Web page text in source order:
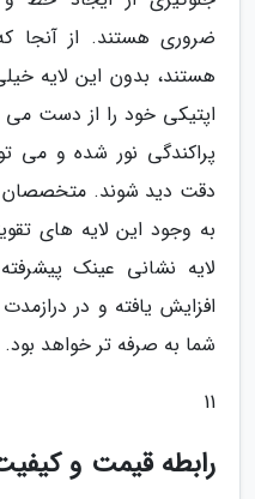
ضروری هستند. از آنجا
هستند، بدون این لایه
اپتیکی خود را از دست
پراکندگی نور شده و می
دقت دید شوند. متخصصان
به وجود این لایه های
لایه نشانی عینک
افزایش یافته و در
شما به صرفه تر خواهد بود.
11
رابطه قیمت و